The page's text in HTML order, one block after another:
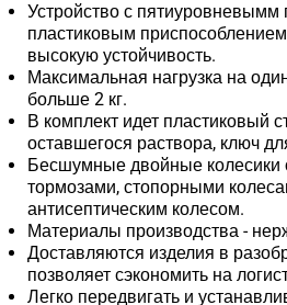
Устройство с
пластиковым
высокую устойчивость.
Максимальная нагрузка на
больше 2 кг.
В комплект идет пластиковый
оставшегося раствора, ключ
Бесшумные двойные
тормозами, стопорными
антисептическим колесом.
Материалы производства -
Доставляются изделия в
позволяет сэкономить на
Легко передвигать и